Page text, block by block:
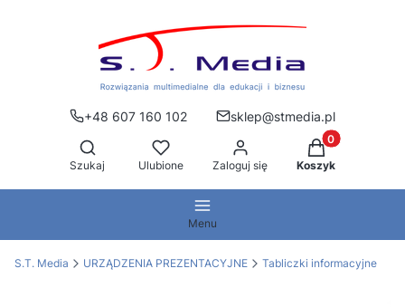
+48 607 160 102
sklep@stmedia.pl
Otwórz wyszukiwarkę
Szukaj Ulubione Zaloguj się
Produkty w
Koszyk
Menu
S.T. Media URZĄDZENIA PREZENTACYJNE Tabliczki informacyjne